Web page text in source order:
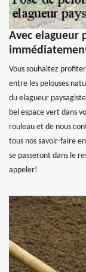
Avec elagueur
Vous souhaitez
entre les pelouses
du elagueur
bel espace vert dans
rouleau et de nous
tous nos savoir-faire
se passeront dans le
appeler!